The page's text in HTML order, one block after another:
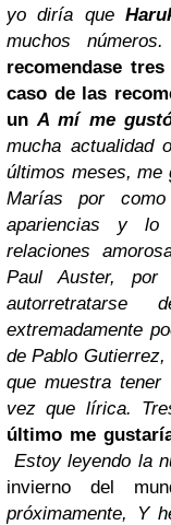
yo diría que
muchos números.
recomendase
caso de las
unA mí me
mucha actualidad
últimos meses, me
Marías por
apariencias y lo
relaciones
Paul Auster, por
extremadamente
de Pablo
que muestra
vez que lírica.
último me
Estoy leyendo la
invierno del
próximamente, Y